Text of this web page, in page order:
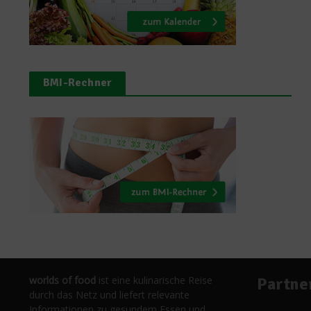
BMI-Rechner
worlds of food ist eine kulinarische Reise
durch das Netz und liefert relevante